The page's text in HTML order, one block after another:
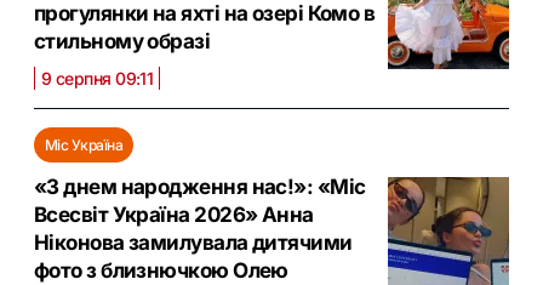
прогулянки на яхті на озері Комо в
стильному образі
9 серпня 09:11
Міс Україна
«З днем народження нас!»: «Міс
Всесвіт Україна 2026» Анна
Ніконова замилувала дитячими
фото з близнючкою Олею